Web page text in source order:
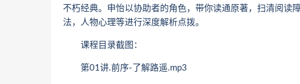
不朽经典。申怡以协助者的角色，带你读通原著，扫清阅读
法，人物心理等进行深度解析点拨。
课程目录截图：
第01讲.前序-了解路遥.mp3